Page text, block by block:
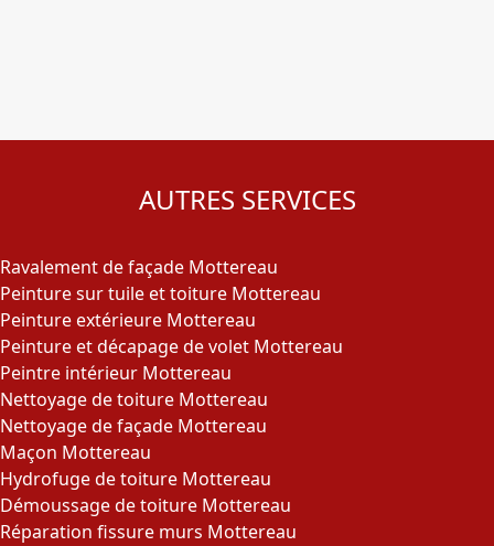
AUTRES SERVICES
Ravalement de façade Mottereau
Peinture sur tuile et toiture Mottereau
Peinture extérieure Mottereau
Peinture et décapage de volet Mottereau
Peintre intérieur Mottereau
Nettoyage de toiture Mottereau
Nettoyage de façade Mottereau
Maçon Mottereau
Hydrofuge de toiture Mottereau
Démoussage de toiture Mottereau
Réparation fissure murs Mottereau